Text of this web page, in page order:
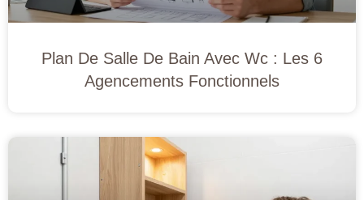
Plan De Salle De Bain Avec Wc : Les 6
Agencements Fonctionnels